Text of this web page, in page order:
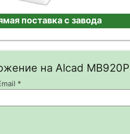
поставка с завода
на Alcad MB920P
*